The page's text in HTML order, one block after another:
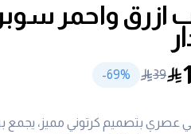
ازرق واحمر
39
69%-
عصري بتصميم كرتوني مميز، يجمع